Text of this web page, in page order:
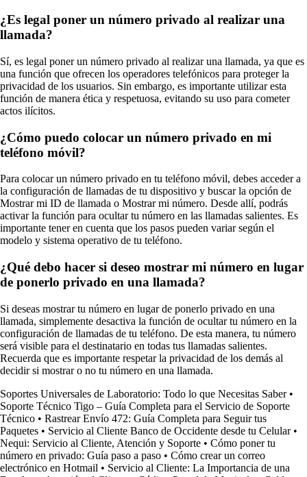
¿Es legal poner un número privado al realizar una
llamada?
Sí, es legal poner un número privado al realizar una llamada, ya que es
una función que ofrecen los operadores telefónicos para proteger la
privacidad de los usuarios. Sin embargo, es importante utilizar esta
función de manera ética y respetuosa, evitando su uso para cometer
actos ilícitos.
¿Cómo puedo colocar un número privado en mi
teléfono móvil?
Para colocar un número privado en tu teléfono móvil, debes acceder a
la configuración de llamadas de tu dispositivo y buscar la opción de
Mostrar mi ID de llamada o Mostrar mi número. Desde allí, podrás
activar la función para ocultar tu número en las llamadas salientes. Es
importante tener en cuenta que los pasos pueden variar según el
modelo y sistema operativo de tu teléfono.
¿Qué debo hacer si deseo mostrar mi número en lugar
de ponerlo privado en una llamada?
Si deseas mostrar tu número en lugar de ponerlo privado en una
llamada, simplemente desactiva la función de ocultar tu número en la
configuración de llamadas de tu teléfono. De esta manera, tu número
será visible para el destinatario en todas tus llamadas salientes.
Recuerda que es importante respetar la privacidad de los demás al
decidir si mostrar o no tu número en una llamada.
Soportes Universales de Laboratorio: Todo lo que Necesitas Saber•
Soporte Técnico Tigo – Guía Completa para el Servicio de Soporte
Técnico • Rastrear Envío 472: Guía Completa para Seguir tus
Paquetes • Servicio al Cliente Banco de Occidente desde tu Celular•
Nequi: Servicio al Cliente, Atención y Soporte • Cómo poner tu
número en privado: Guía paso a paso • Cómo crear un correo
electrónico en Hotmail • Servicio al Cliente: La Importancia de una